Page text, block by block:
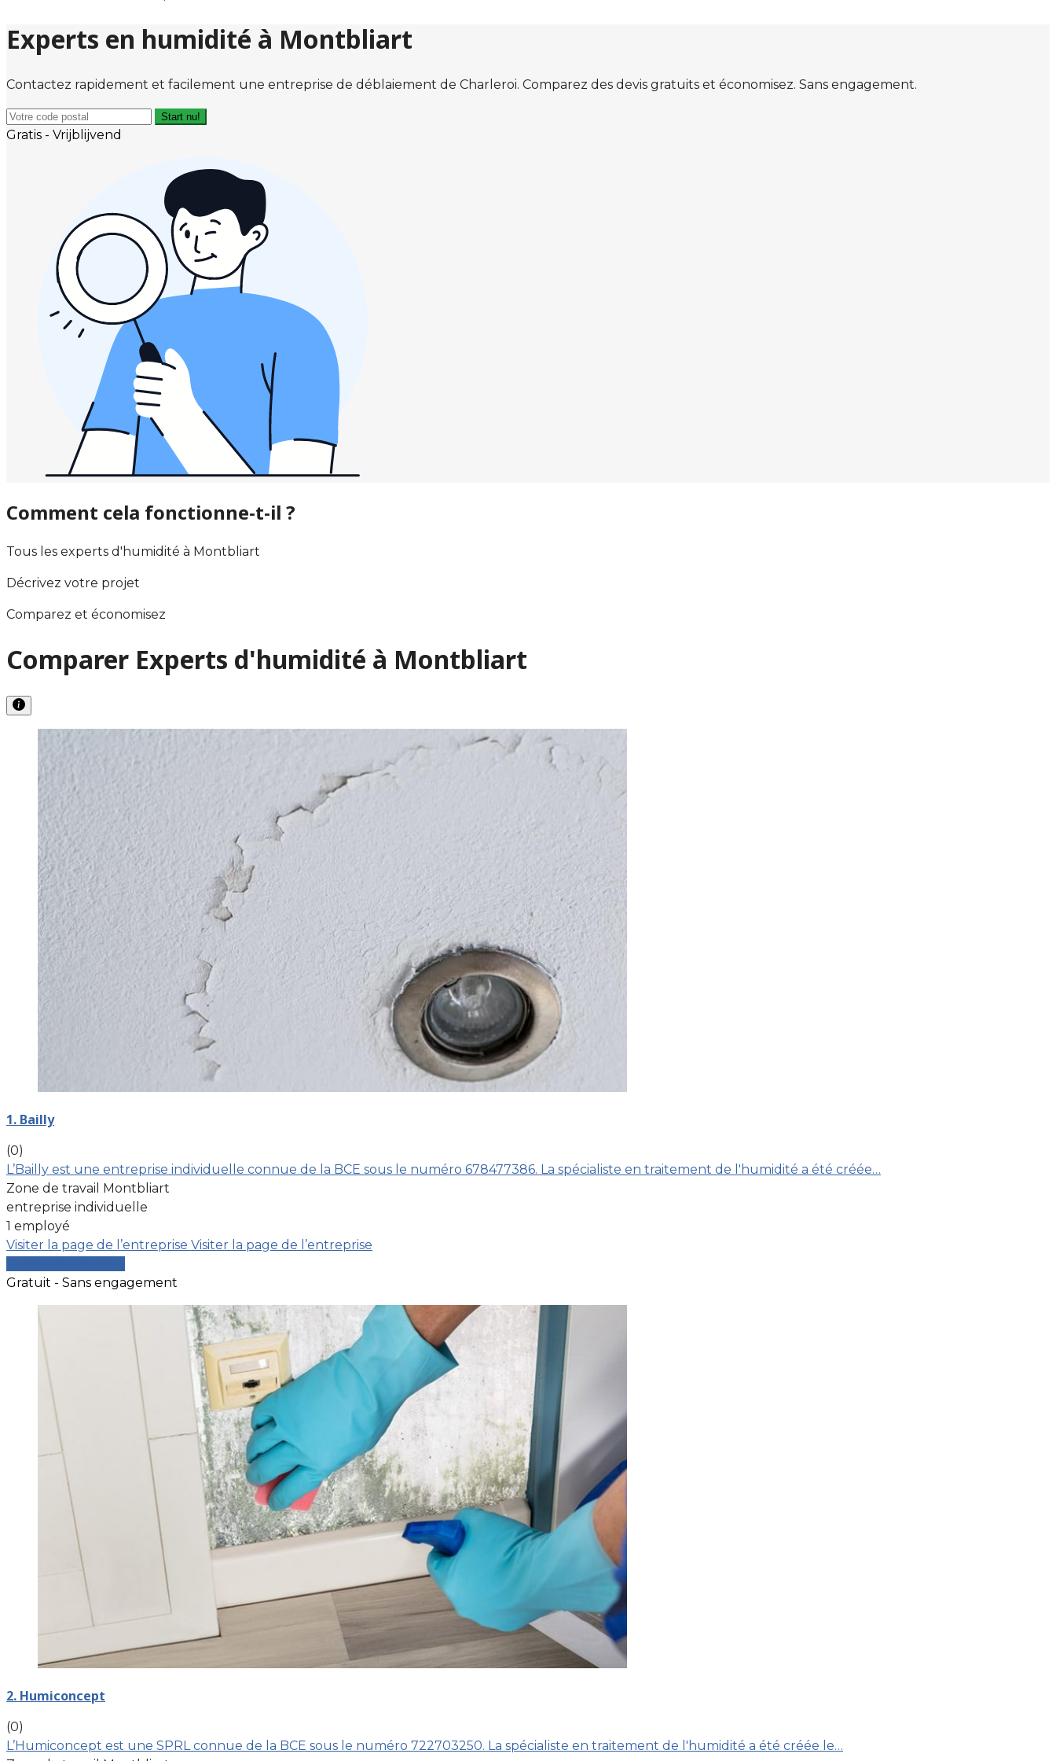
Experts en humidité à Montbliart
Contactez rapidement et facilement une entreprise de déblaiement de Charleroi. Comparez des devis gratuits et économisez. Sans engagement.
Start nu!
Gratis - Vrijblijvend
Comment cela fonctionne-t-il ?
Tous les experts d'humidité à Montbliart
Décrivez votre projet
Comparez et économisez
Comparer Experts d'humidité à Montbliart
1. Bailly
(0)
L’Bailly est une entreprise individuelle connue de la BCE sous le numéro 678477386. La spécialiste en traitement de l'humidité a été créée…
Zone de travail Montbliart
entreprise individuelle
1 employé
Visiter la page de l’entreprise Visiter la page de l’entreprise
Gratuit - Sans engagement
2. Humiconcept
(0)
L’Humiconcept est une SPRL connue de la BCE sous le numéro 722703250. La spécialiste en traitement de l'humidité a été créée le…